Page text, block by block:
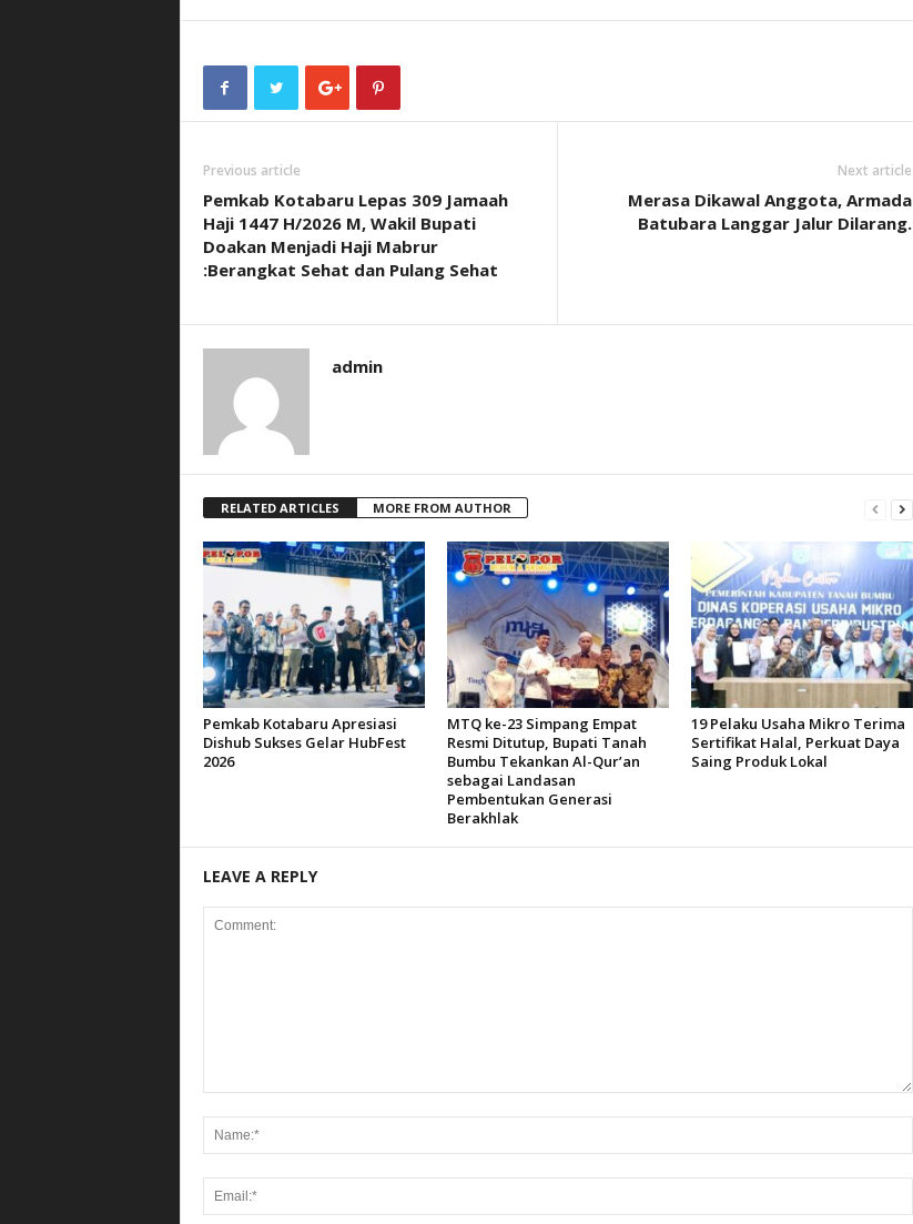
Previous article
Pemkab Kotabaru Lepas 309 Jamaah
Haji 1447 H/2026 M, Wakil Bupati
Doakan Menjadi Haji Mabrur
:Berangkat Sehat dan Pulang Sehat
Next article
Merasa Dikawal Anggota, Armada
Batubara Langgar Jalur Dilarang.
admin
RELATED ARTICLES MORE FROM AUTHOR
Pemkab Kotabaru Apresiasi
Dishub Sukses Gelar HubFest
2026
MTQ ke-23 Simpang Empat
Resmi Ditutup, Bupati Tanah
Bumbu Tekankan Al-Qur’an
sebagai Landasan
Pembentukan Generasi
Berakhlak
19 Pelaku Usaha Mikro Terima
Sertifikat Halal, Perkuat Daya
Saing Produk Lokal
LEAVE A REPLY